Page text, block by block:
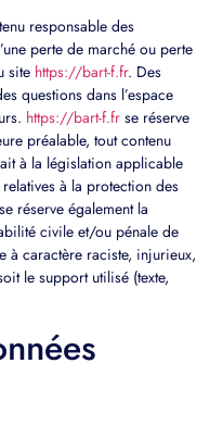
responsable des
perte de marché ou perte
site https://bart-f.fr. Des
questions dans l’espace
https://bart-f.fr se réserve
préalable, tout contenu
à la législation applicable
à la protection des
se réserve également la
civile et/ou pénale de
à caractère raciste, injurieux,
le support utilisé (texte,